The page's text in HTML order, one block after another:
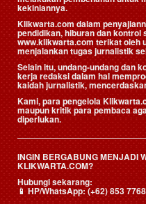
kekiniannya.
Klikwarta.com dalam
pendidikan, hiburan dan kontrol
www.klikwarta.com terikat oleh
menjalankan tugas jurnalistik
Selain itu, undang-undang dan
kerja redaksi dalam hal
kaidah jurnalistik,
Kami, para pengelola
maupun kritik para pembaca
diperlukan.
INGIN BERGABUNG MENJADI
KLIKWARTA.COM?
Hubungi sekarang:
📱HP/WhatsApp:(+62) 853